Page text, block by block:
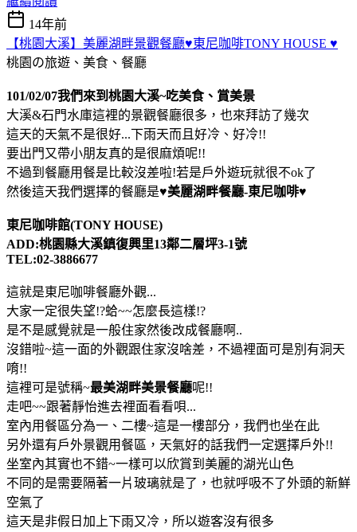
14年前
【桃園大溪】美麗湖畔景觀餐廳♥東尼咖啡TONY HOUSE ♥
桃園の旅遊、美食、餐廳
101/02/07我們來到桃園大溪~吃美食、賞美景
大溪&石門水庫這裡的景觀餐廳很多，也來拜訪了幾次
這天的天氣不是很好...下雨天而且好冷、好冷!!
要出門又帶小朋友真的是很麻煩呢!!
不過到餐廳用餐是比較沒差啦!若是戶外遊玩就很不ok了
然後這天我們選擇的餐廳是♥美麗湖畔餐廳-東尼咖啡♥
東尼咖啡館(TONY HOUSE)
ADD:桃園縣大溪鎮復興里13鄰二層坪3-1號
TEL:02-3886677
這就是東尼咖啡餐廳外觀...
大家一定很失望!?蛤~~怎麼長這樣!?
是不是感覺就是一般住家然後改成餐廳啊..
沒錯啦~這一面的外觀跟住家沒啥差，不過裡面可是別有洞天
唷!!
這裡可是號稱~最美湖畔美景餐廳呢!!
走吧~~跟著靜怡進去裡面看看唄...
室內用餐區分為一、二樓~這是一樓部分，我們也坐在此
另外還有戶外景觀用餐區，天氣好的話我們一定選擇戶外!!
坐室內其實也不錯~一樣可以欣賞到美麗的湖光山色
不同的是需要隔著一片玻璃就是了，也就呼吸不了外頭的新鮮
空氣了
這天是非假日加上下雨又冷，所以遊客沒有很多